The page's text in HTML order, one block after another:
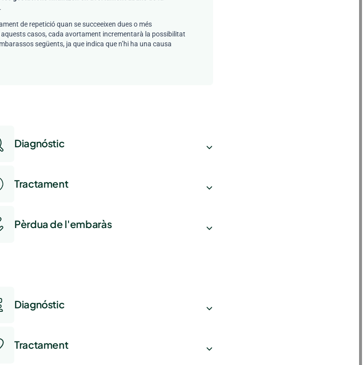
de repetició quan se succeeixen dues o més
casos, cada avortament incrementarà la possibilitat
següents, ja que indica que n’hi ha una causa
Diagnóstic
Tractament
Pèrdua de l'embaràs
Diagnóstic
Tractament